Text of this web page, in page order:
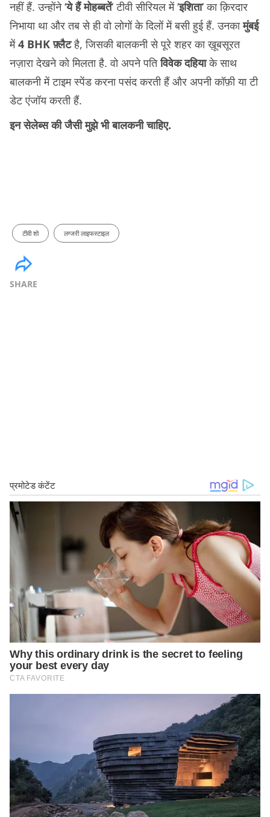
नहीं हैं. उन्होंने ‘ये हैं मोहब्बतें‘ टीवी सीरियल में ‘इशिता‘ का क़िरदार
निभाया था और तब से ही वो लोगों के दिलों में बसी हुई हैं. उनकामुंबई
में4 BHK फ़्लैटहै, जिसकी बालकनी से पूरे शहर का ख़ूबसूरत
नज़ारा देखने को मिलता है. वो अपने पतिविवेक दहियाके साथ
बालकनी में टाइम स्पेंड करना पसंद करती हैं और अपनी कॉफ़ी या टी
डेट एंजॉय करती हैं.
इन सेलेब्स की जैसी मुझे भी बालकनी चाहिए.
टीवी शो लग्जरी लाइफस्टाइल
SHARE